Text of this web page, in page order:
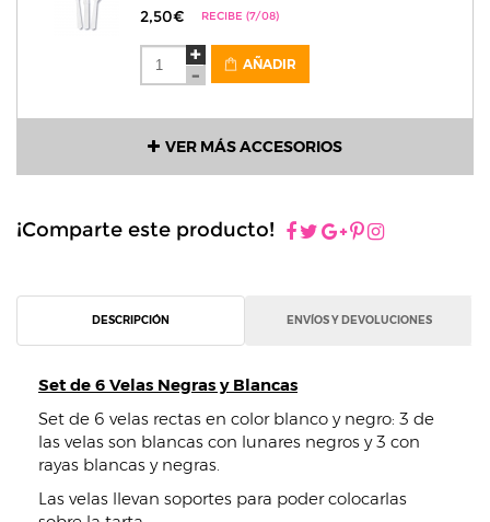
2,50€ RECIBE (7/08)
AÑADIR
VER MÁS ACCESORIOS
¡Comparte este producto!
DESCRIPCIÓN ENVÍOS Y DEVOLUCIONES
Set de 6 Velas Negras y Blancas
Set de 6 velas rectas en color blanco y negro: 3 de
las velas son blancas con lunares negros y 3 con
rayas blancas y negras.
Las velas llevan soportes para poder colocarlas